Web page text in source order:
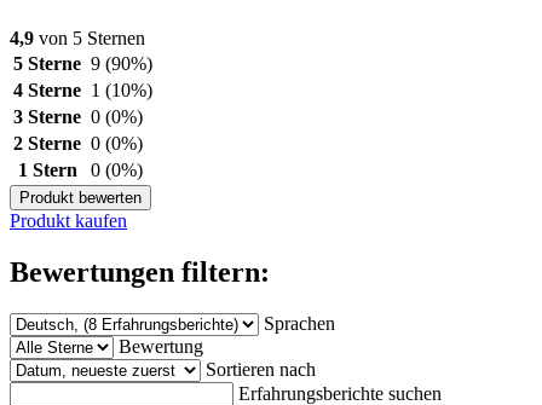
4,9 von 5 Sternen
5 Sterne 9 (90%)
4 Sterne 1 (10%)
3 Sterne 0 (0%)
2 Sterne 0 (0%)
1 Stern
0 (0%)
Produkt bewerten
Produkt kaufen
Bewertungen filtern:
Sprachen
Bewertung
Sortieren nach
Erfahrungsberichte suchen